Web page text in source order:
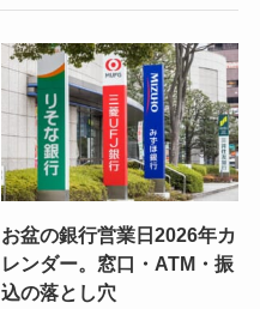
お盆の銀行営業日2026年カ
レンダー。窓口・ATM・振
込の落とし穴